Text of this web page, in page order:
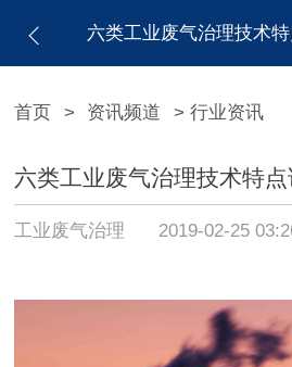
六类工业废气治理技术
首页 > 资讯频道 > 行业资讯
六类工业废气治理技术特
工业废气治理 2019-02-25